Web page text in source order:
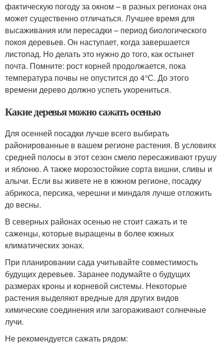
фактическую погоду за окном – в разных регионах она
может существенно отличаться. Лучшее время для
высаживания или пересадки – период биологического
покоя деревьев. Он наступает, когда завершается
листопад. Но делать это нужно до того, как остынет
почта. Помните: рост корней продолжается, пока
температура почвы не опустится до 4°С. До этого
времени дерево должно успеть укорениться.
Какие деревья можно сажать осенью
Для осенней посадки лучше всего выбирать
районированные в вашем регионе растения. В условиях
средней полосы в этот сезон смело пересаживают грушу
и яблоню. А также морозостойкие сорта вишни, сливы и
алычи. Если вы живете не в южном регионе, посадку
абрикоса, персика, черешни и миндаля лучше отложить
до весны.
В северных районах осенью не стоит сажать и те
саженцы, которые выращены в более южных
климатических зонах.
При планировании сада учитывайте совместимость
будущих деревьев. Заранее подумайте о будущих
размерах кроны и корневой системы. Некоторые
растения выделяют вредные для других видов
химические соединения или загораживают солнечные
лучи.
Не рекомендуется сажать рядом: